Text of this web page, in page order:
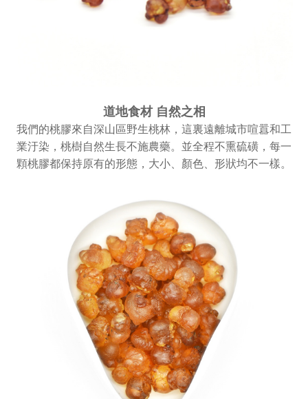
道地食材 自然之相
我們的桃膠來自深山區野生桃林，這裏遠離城市喧囂和工
業汙染，桃樹自然生長不施農藥。並全程不熏硫磺，每一
顆桃膠都保持原有的形態，大小、顏色、形狀均不一樣。